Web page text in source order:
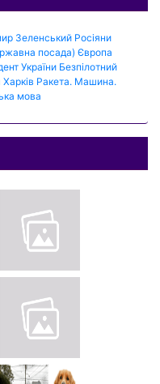
Зеленський Росіяни
посада) Європа
України Безпілотний
Харків Ракета. Машина.
мова